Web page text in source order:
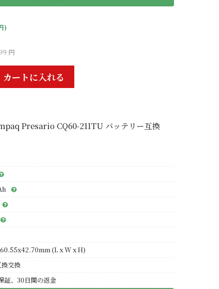
)
円
カートに入れる
Presario CQ60-211TU バッテリー互換
(L x W x H)
交換
証、30日間の返金